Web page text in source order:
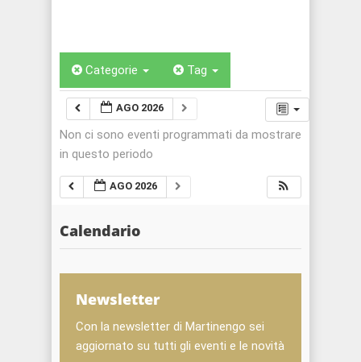
Categorie Tag
AGO 2026
Non ci sono eventi programmati da mostrare
in questo periodo
AGO 2026
Calendario
Newsletter
Con la newsletter di Martinengo sei
aggiornato su tutti gli eventi e le novità